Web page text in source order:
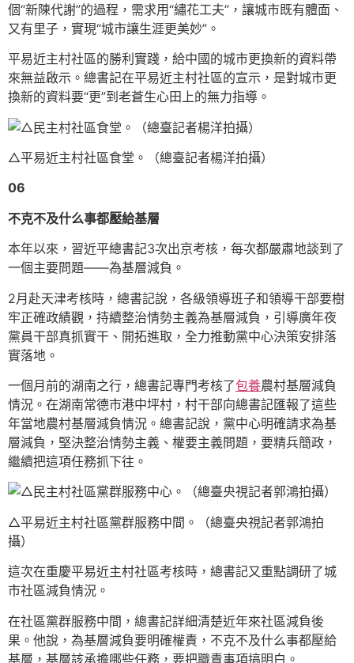
個“新陳代謝”的過程，需求用“繡花工夫”，讓城市既有體面、
又有里子，實現“城市讓生涯更美妙”。
平易近主村社區的勝利實踐，給中國的城市更換新的資料帶
來無益啟示。總書記在平易近主村社區的宣示，是對城市更
換新的資料要“更”到老蒼生心田上的無力指導。
△平易近主村社區食堂。（總臺記者楊洋拍攝）
06
不克不及什么事都壓給基層
本年以來，習近平總書記3次出京考核，每次都嚴肅地談到了
一個主要問題——為基層減負。
2月赴天津考核時，總書記說，各級領導班子和領導干部要樹
牢正確政績觀，持續整治情勢主義為基層減負，引導廣年夜
黨員干部真抓實干、開拓進取，全力推動黨中心決策安排落
實落地。
一個月前的湖南之行，總書記專門考核了包養農村基層減負
情況。在湖南常德市港中坪村，村干部向總書記匯報了這些
年當地農村基層減負情況。總書記說，黨中心明確請求為基
層減負，堅決整治情勢主義、權要主義問題，要精兵簡政，
繼續把這項任務抓下往。
△平易近主村社區黨群服務中間。（總臺央視記者郭鴻拍
攝）
這次在重慶平易近主村社區考核時，總書記又重點調研了城
市社區減負情況。
在社區黨群服務中間，總書記詳細清楚近年來社區減負後
果。他說，為基層減負要明確權責，不克不及什么事都壓給
基層，基層該承擔哪些任務，要把職責事項搞明白。